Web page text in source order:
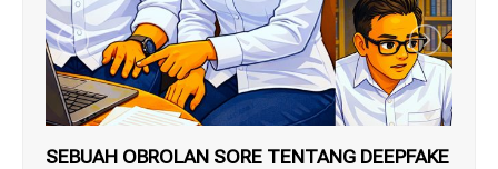
SEBUAH OBROLAN SORE TENTANG DEEPFAKE